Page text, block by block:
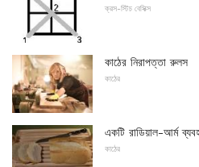
ক্রস-স্টিচ বেসিক্স
কাঠের নিরাপত্তা রুলস
কাঠের
একটি রাডিয়াল-আর্ম
কাঠের